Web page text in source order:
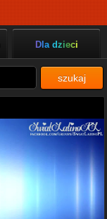
Dla dzieci
szukaj